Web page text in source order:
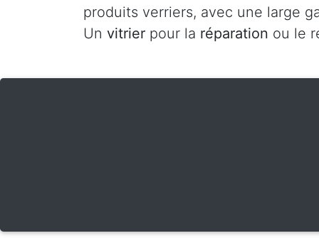
produits verriers, avec une large
Un vitrier pour la réparation ou le